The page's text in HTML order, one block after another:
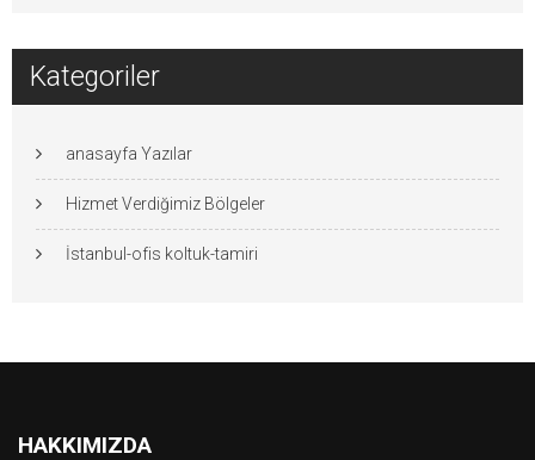
Kategoriler
anasayfa Yazılar
Hizmet Verdiğimiz Bölgeler
İstanbul-ofis koltuk-tamiri
HAKKIMIZDA